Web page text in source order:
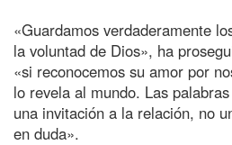
«Guardamos verdaderamente
la voluntad de Dios», ha
«si reconocemos su amor por
lo revela al mundo. Las
una invitación a la relación, no
en duda».